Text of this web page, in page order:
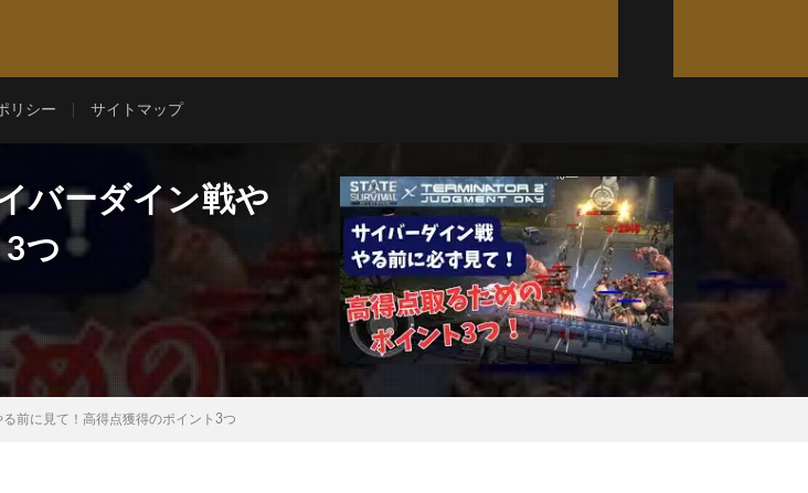
リシー サイトマップ
バーダイン戦や
つ
前に見て！高得点獲得のポイント3つ